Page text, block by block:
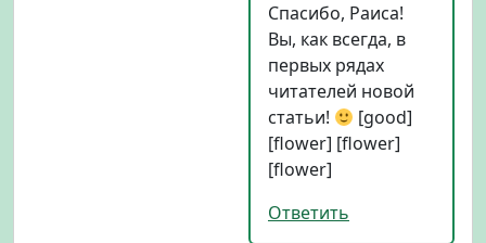
Спасибо, Раиса!
Вы, как всегда, в
первых рядах
читателей новой
статьи!
[good]
[flower] [flower]
[flower]
Ответить